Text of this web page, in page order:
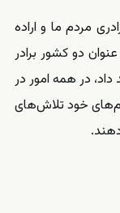
مردم ما و اراده
دو کشور برادر
در همه امور در
خود تلاش‌های